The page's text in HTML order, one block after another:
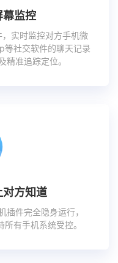
幕监控
实时监控对方手机微
社交软件的聊天记录
精准追踪定位。
对方知道
插件完全隐身运行，
有手机系统受控。